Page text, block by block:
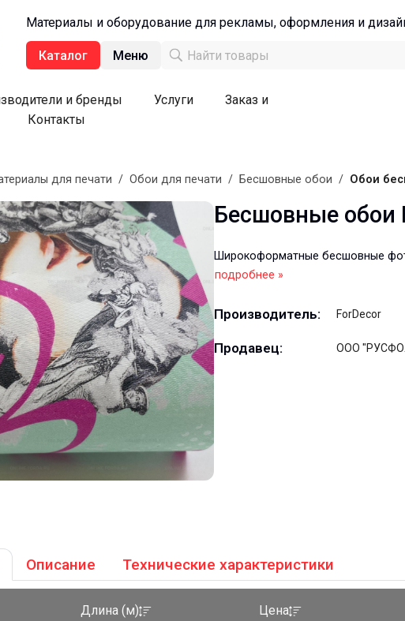
Материалы и оборудование для рекламы, оформления и
Каталог Меню
и бренды Услуги
Заказ и
Контакты
для печати / Обои для печати / Бесшовные обои / Обои
Бесшовные обои
Широкоформатные бесшовные
подробнее »
Производитель: ForDecor
Продавец: ООО
Описание Технические характеристики
Длина (м) Цена